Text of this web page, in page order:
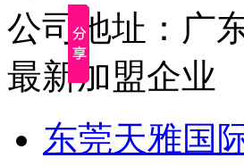
公司地址：广
最新加盟企业
东莞天雅国